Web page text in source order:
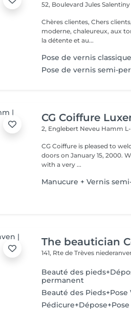
52, Boulevard Jules Salentiny
Chères clientes, Chers clients, Nous vous recevons dans un cadre
moderne, chaleureux, aux
la détente et au...
Pose de vernis
Pose de vernis semi-
CG Coiffure
2, Englebert Neveu Hamm
CG Coiffure is pleased to
doors on January 15, 2000. We are a small team of three hairdressers
with a very ...
Manucure + Vernis
The beautician
141, Rte de Trèves
Beauté des
permanent
Beauté des Pieds+Pose